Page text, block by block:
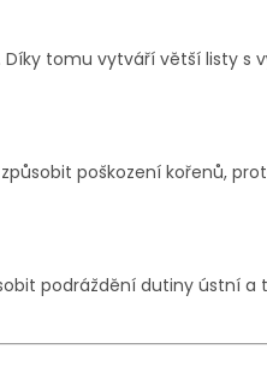
tomu vytváří větší listy s
poškození kořenů,
podráždění dutiny ústní a